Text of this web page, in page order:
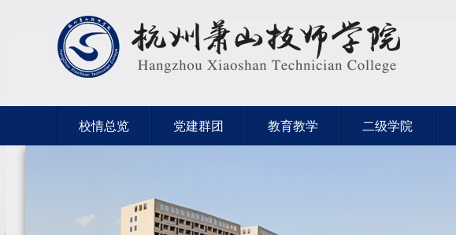
校情总览 党建群团 教育教学 二级学院